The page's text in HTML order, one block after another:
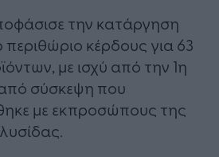
την κατάργηση
κέρδους για 63
με ισχύ από την 1η
από σύσκεψη που
με εκπροσώπους της